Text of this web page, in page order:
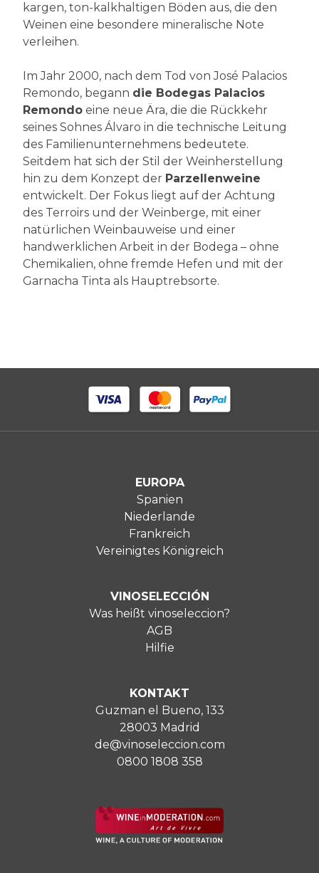
kargen, ton-kalkhaltigen Böden aus, die den
Weinen eine besondere mineralische Note
verleihen.
Im Jahr 2000, nach dem Tod von José Palacios
Remondo, begann die Bodegas Palacios
Remondo eine neue Ära, die die Rückkehr
seines Sohnes Álvaro in die technische Leitung
des Familienunternehmens bedeutete.
Seitdem hat sich der Stil der Weinherstellung
hin zu dem Konzept der Parzellenweine
entwickelt. Der Fokus liegt auf der Achtung
des Terroirs und der Weinberge, mit einer
natürlichen Weinbauweise und einer
handwerklichen Arbeit in der Bodega – ohne
Chemikalien, ohne fremde Hefen und mit der
Garnacha Tinta als Hauptrebsorte.
EUROPA
Spanien
Niederlande
Frankreich
Vereinigtes Königreich
VINOSELECCIÓN
Was heißt vinoseleccion?
AGB
Hilfie
KONTAKT
Guzman el Bueno, 133
28003 Madrid
de@vinoseleccion.com
0800 1808 358